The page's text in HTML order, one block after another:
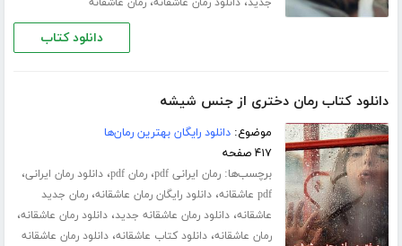
جدید دانلود رمان عاشقانه رمان عاشقانه
دانلود کتاب
دانلود کتاب رمان دختری از جنس شیشه
موضوع:دانلود رایگان بهترین رمان‌ها
۴۱۷ صفحه
برچسب‌ها:رمان ایرانی pdf ،رمان pdf ،دانلود رمان ایرانی،
pdf عاشقانه ،دانلود رایگان رمان عاشقانه،رمان جدید
عاشقانه،دانلود رمان عاشقانه جدید،دانلود رمان عاشقانه،
رمان عاشقانه،دانلود کتاب عاشقانه،دانلود رمان عاشقانه